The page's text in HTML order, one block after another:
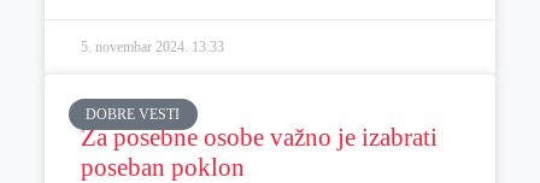
5. novembar 2024. 13:33
DOBRE VESTI
Za posebne osobe važno je izabrati
poseban poklon